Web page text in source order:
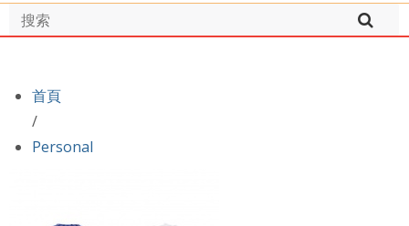
首頁
/
Personal